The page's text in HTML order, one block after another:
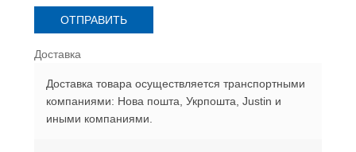
Доставка
Доставка товара осуществляется транспортными
компаниями: Нова пошта, Укрпошта, Justin и
иными компаниями.